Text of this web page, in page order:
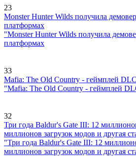
23
Monster Hunter Wilds получила
платформах
"Monster Hunter Wilds получила
платформах
33
Mafia: The Old Country - геймплей
"Mafia: The Old Country - геймплей
32
Три года Baldur's Gate III: 12
миллионов загрузок модов и другая
"Три года Baldur's Gate III: 12
миллионов загрузок модов и другая